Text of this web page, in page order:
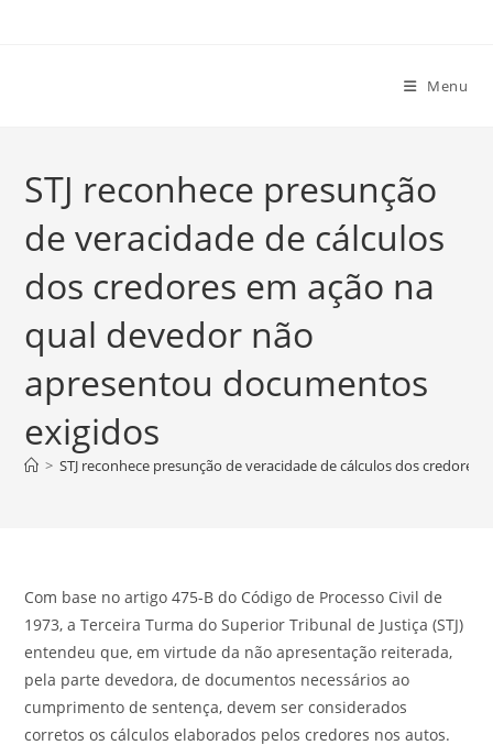
Menu
STJ reconhece presunção
de veracidade de cálculos
dos credores em ação na
qual devedor não
apresentou documentos
exigidos
> STJ reconhece presunção de veracidade de cálculos dos
Com base no artigo 475-B do Código de Processo Civil de
1973, a Terceira Turma do Superior Tribunal de Justiça (STJ)
entendeu que, em virtude da não apresentação reiterada,
pela parte devedora, de documentos necessários ao
cumprimento de sentença, devem ser considerados
corretos os cálculos elaborados pelos credores nos autos.